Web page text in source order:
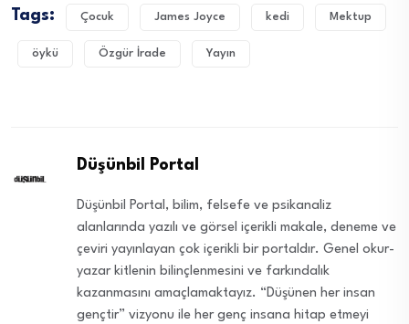
Tags: Çocuk James Joyce kedi Mektup
öykü Özgür İrade Yayın
Düşünbil Portal
Düşünbil Portal, bilim, felsefe ve psikanaliz
alanlarında yazılı ve görsel içerikli makale, deneme ve
çeviri yayınlayan çok içerikli bir portaldır. Genel okur-
yazar kitlenin bilinçlenmesini ve farkındalık
kazanmasını amaçlamaktayız. “Düşünen her insan
gençtir” vizyonu ile her genç insana hitap etmeyi